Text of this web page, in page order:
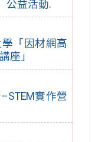
公益活動.
學「因材網高
座」
實作營